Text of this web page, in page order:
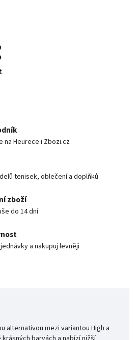
na Heurece i Zbozi.cz
tenisek, oblečení a doplňků
zboží
do 14 dní
a nakupuj levněji
alternativou mezi variantou High a